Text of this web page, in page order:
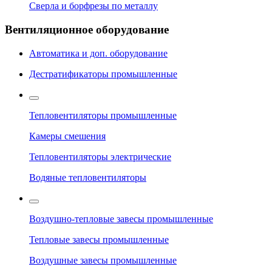
Сверла и борфрезы по металлу
Вентиляционное оборудование
Автоматика и доп. оборудование
Дестратификаторы промышленные
Тепловентиляторы промышленные
Камеры смешения
Тепловентиляторы электрические
Водяные тепловентиляторы
Воздушно-тепловые завесы промышленные
Тепловые завесы промышленные
Воздушные завесы промышленные